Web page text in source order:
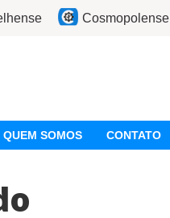
Cosmopolense
QUEM SOMOS CONTATO